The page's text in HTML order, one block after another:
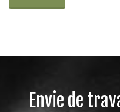
Envie de